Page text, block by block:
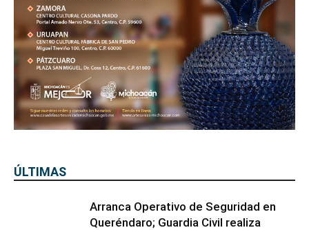
ÚLTIMAS
Arranca Operativo de Seguridad en
Queréndaro; Guardia Civil realiza